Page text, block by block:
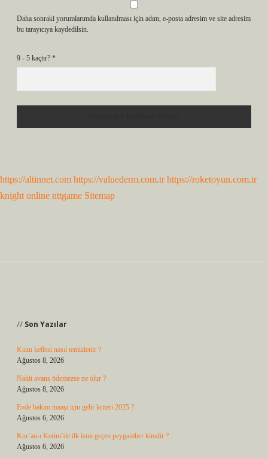
Daha sonraki yorumlarımda kullanılması için adım, e-posta adresim ve site adresim
bu tarayıcıya kaydedilsin.
9 - 5 kaçtır? *
https://altinnet.com https://valuederm.com.tr https://roketoyun.com.tr
knight online nttgame Sitemap
Son Yazılar
Kuzu kellesi nasıl temizlenir ?
Ağustos 8, 2026
Nakit avans ödemezse ne olur ?
Ağustos 8, 2026
Evde bakım maaşı için gelir kriteri 2025 ?
Ağustos 6, 2026
Kur’an-ı Kerim’de ilk ismi geçen peygamber kimdir ?
Ağustos 6, 2026